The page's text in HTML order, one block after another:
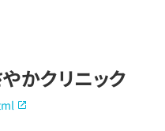
かクリニック